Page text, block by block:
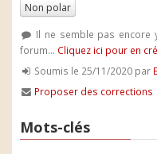
Non polar
Il ne semble pas encore
forum... Cliquez ici pour en
Soumis le 25/11/2020 par
Proposer des corrections
Mots-clés